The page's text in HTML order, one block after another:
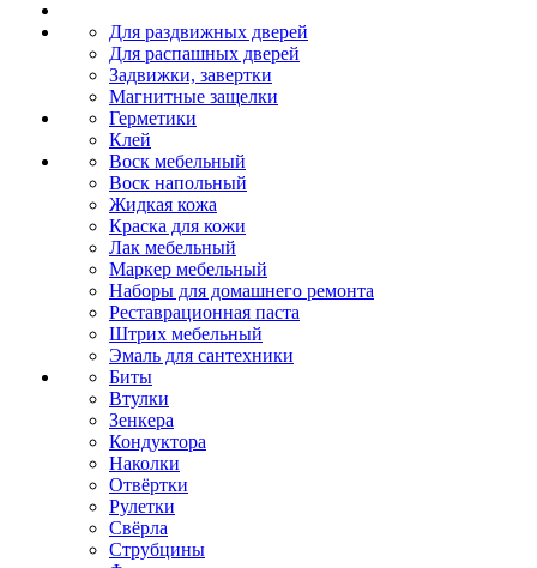
Для раздвижных дверей
Для распашных дверей
Задвижки, завертки
Магнитные защелки
Герметики
Клей
Воск мебельный
Воск напольный
Жидкая кожа
Краска для кожи
Лак мебельный
Маркер мебельный
Наборы для домашнего ремонта
Реставрационная паста
Штрих мебельный
Эмаль для сантехники
Биты
Втулки
Зенкера
Кондуктора
Наколки
Отвёртки
Рулетки
Свёрла
Струбцины